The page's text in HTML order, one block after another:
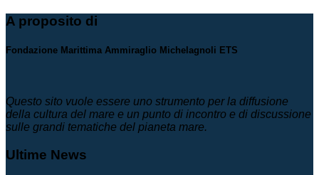
A proposito di
Fondazione Marittima Ammiraglio Michelagnoli ETS
Questo sito vuole essere uno strumento per la diffusione
della cultura del mare e un punto di incontro e di discussione
sulle grandi tematiche del pianeta mare.
Ultime News